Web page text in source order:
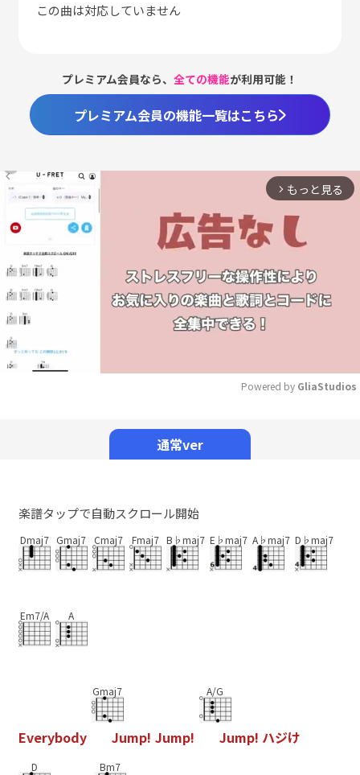
この曲は対応していません
プレミアム会員なら、全ての機能が利用可能！
プレミアム会員の機能一覧はこちら
arrow_forward_ios もっと見る
Powered by GliaStudios
通常ver
楽譜タップで自動スクロール開始
Dmaj7 Gmaj7 Cmaj7 Fmaj7 B♭maj7 E♭maj7 A♭maj7 D♭maj7
Em7/A A
Everybody
Gmaj7
Jump! Jump!
A/G
Jump! ハジけ
D Bm7